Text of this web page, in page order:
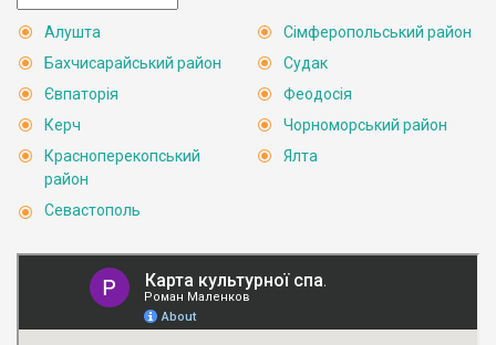
Алушта
Бахчисарайський район
Євпаторія
Керч
Красноперекопський
район
Севастополь
Сімферопольський район
Судак
Феодосія
Чорноморський район
Ялта